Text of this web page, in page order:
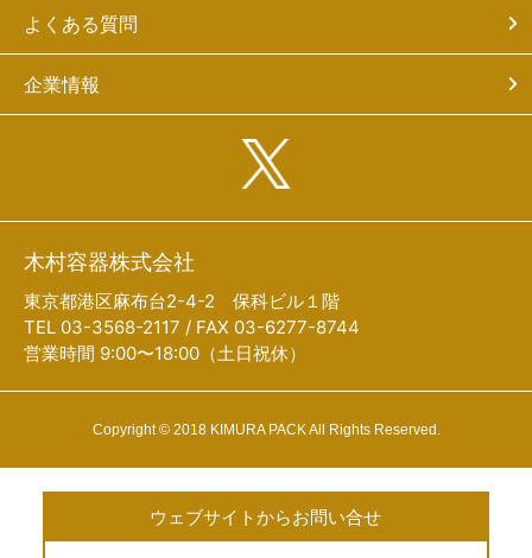
よくある質問
企業情報
木村容器株式会社
東京都港区麻布台2-4-2 保科ビル１階
TEL 03-3568-2117 / FAX 03-6277-8744
営業時間 9:00〜18:00（土日祝休）
Copyright © 2018 KIMURA PACK All Rights Reserved.
ウェブサイトからお問い合せ